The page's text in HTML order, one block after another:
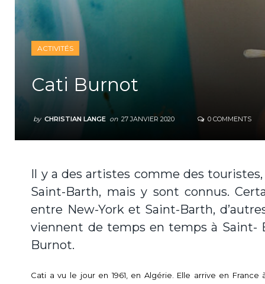
ACTIVITÉS
Cati Burnot
by CHRISTIAN LANGE on 27 JANVIER 2020 0 COMMENTS
Il y a des artistes comme des
Saint-Barth, mais y sont connus.
entre New-York et Saint-Barth,
viennent de temps en temps à Saint-
Burnot.
Cati a vu le jour en 1961, en Algérie. Elle arrive en